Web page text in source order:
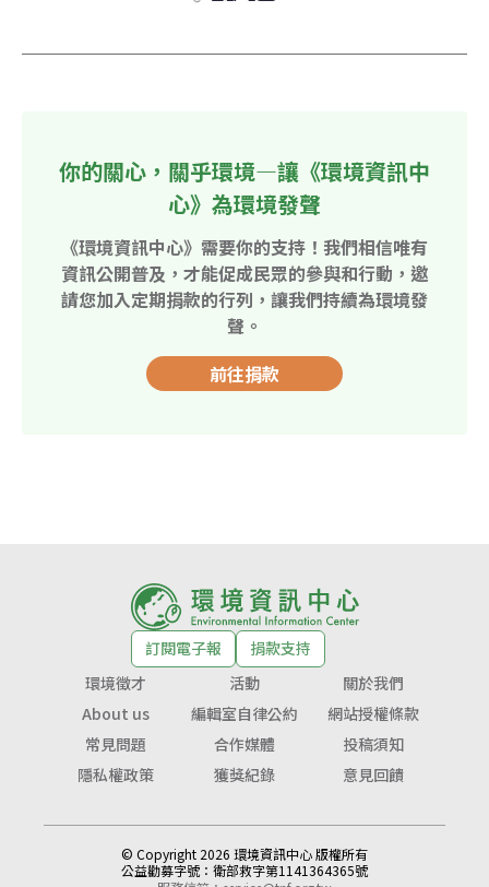
你的關心，關乎環境—讓《環境資訊中
心》為環境發聲
《環境資訊中心》需要你的支持！我們相信唯有
資訊公開普及，才能促成民眾的參與和行動，邀
請您加入定期捐款的行列，讓我們持續為環境發
聲。
前往捐款
訂閱電子報
捐款支持
環境徵才
活動
關於我們
About us
編輯室自律公約
網站授權條款
常見問題
合作媒體
投稿須知
隱私權政策
獲獎紀錄 意見回饋
© Copyright 2026 環境資訊中心 版權所有
公益勸募字號： 衛部救字第1141364365號